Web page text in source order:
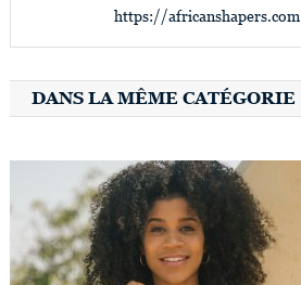
https://africanshapers.com
DANS LA MÊME CATÉGORIE